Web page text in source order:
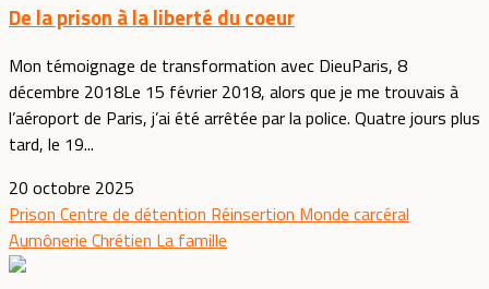
De la prison à la liberté du coeur
Mon témoignage de transformation avec DieuParis, 8
décembre 2018Le 15 février 2018, alors que je me trouvais à
l’aéroport de Paris, j’ai été arrêtée par la police. Quatre jours plus
tard, le 19...
20 octobre 2025
Prison Centre de détention Réinsertion Monde carcéral
Aumônerie Chrétien La famille